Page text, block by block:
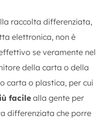
raccolta differenziata,
elettronica, non è
se veramente nel
della carta o della
carta o plastica, per cui
facile alla gente per
differenziata che porre